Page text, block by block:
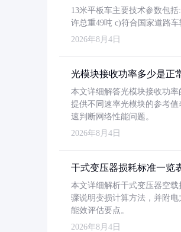
13米平板车主要技术参数包
许总重49吨 c)符合国家道路
2026年8月4日
光模块接收功率多少是正
本文详细解答光模块接收功
提供不同速率光模块的参考
速判断网络性能问题。
2026年8月4日
干式变压器损耗标准一览
本文详细解析干式变压器空载
骤说明变损计算方法，并附
能效评估要点。
2026年8月4日